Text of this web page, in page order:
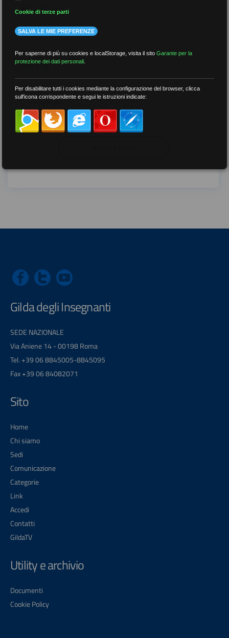
Gallery
Tutti
per tag
##DS ##FGU ##Gilda
##audoizioni
##autonomia
Gilda degli Insegnanti
SEDE NAZIONALE
Via Aniene 14 - 00198 Roma
Tel. +39 06 8845005-8845095
Fax +39 06 84082071
Sito
Home
Chi siamo
Sedi
Comunicazione
Categorie
Link
Accedi
Contatti
GildaTV
Utility e archivio
Documenti
Cookie Policy
Cookie di terze parti
SALVA LE MIE PREFERENZE
Per saperne di più su cookies e localStorage, visita il sitoGarante per la
protezione dei dati personali.
Per disabilitare tutti i cookies mediante la configurazione del browser, clicca
sull'icona corrispondente e segui le istruzioni indicate: